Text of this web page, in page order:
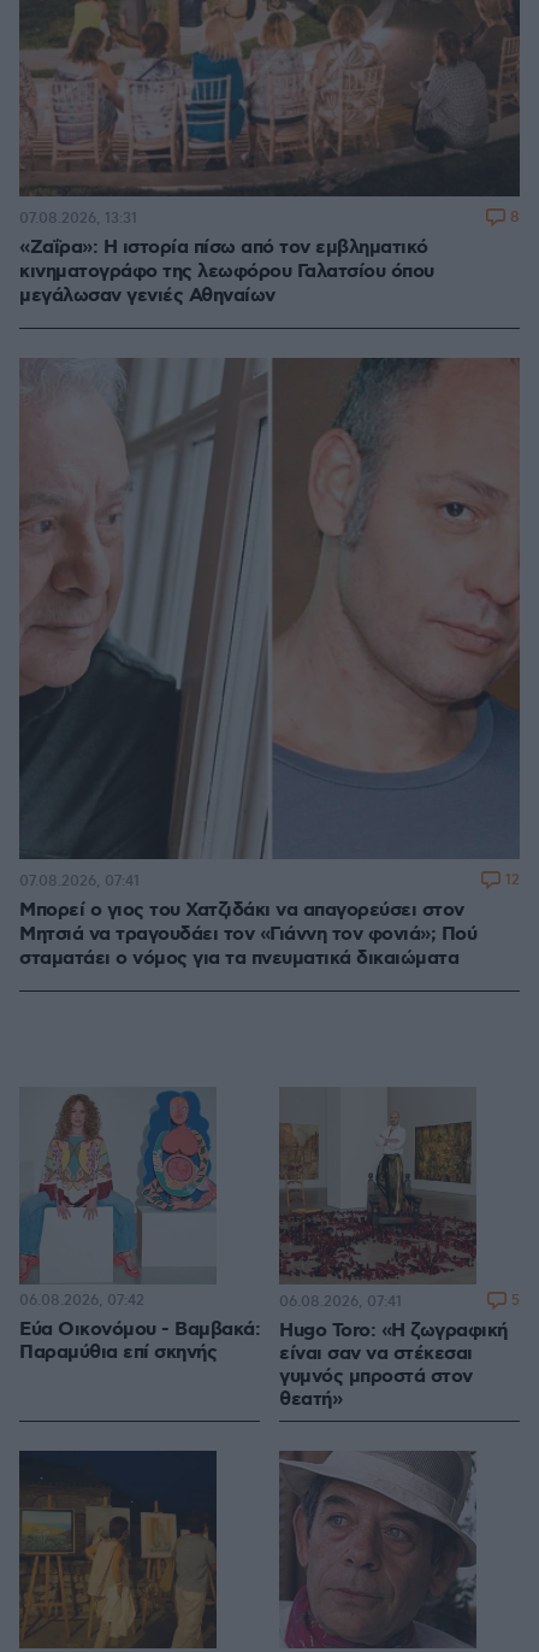
«Ζαΐρα»: Η ιστορία πίσω από τον εμβληματικό
κινηματογράφο της λεωφόρου Γαλατσίου όπου
μεγάλωσαν γενιές Αθηναίων
07.08.2026, 13:31 8
Μπορεί ο γιος του Χατζιδάκι να απαγορεύσει στον
Μητσιά να τραγουδάει τον «Γιάννη τον φονιά»; Πού
σταματάει ο νόμος για τα πνευματικά δικαιώματα
07.08.2026, 07:41 12
Εύα Οικονόμου - Βαμβακά:
Παραμύθια επί σκηνής
06.08.2026, 07:42
Hugo Toro: «Η ζωγραφική
είναι σαν να στέκεσαι
γυμνός μπροστά στον
θεατή»
06.08.2026, 07:41 5